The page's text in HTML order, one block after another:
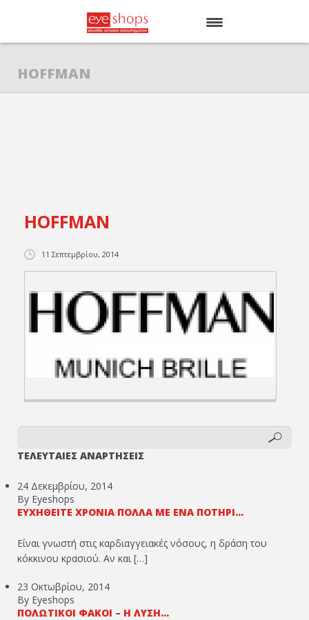
HOFFMAN
HOFFMAN
11 Σεπτεμβρίου, 2014
ΤΕΛΕΥΤΑΙΕΣ ΑΝΑΡΤΗΣΕΙΣ
24 Δεκεμβρίου, 2014
By Eyeshops
ΕΥΧΗΘΕΊΤΕ ΧΡΌΝΙΑ ΠΟΛΛΆ ΜΕ ΈΝΑ ΠΟΤΉΡΙ...
Είναι γνωστή στις καρδιαγγειακές νόσους, η δράση του
κόκκινου κρασιού. Αν και […]
23 Οκτωβρίου, 2014
By Eyeshops
ΠΟΛΩΤΙΚΟΊ ΦΑΚΟΊ – Η ΛΎΣΗ...